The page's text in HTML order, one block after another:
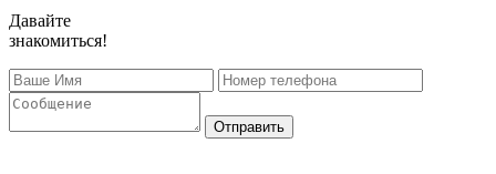
Давайте
знакомиться!
Отправить